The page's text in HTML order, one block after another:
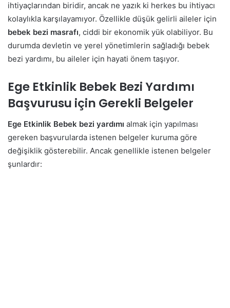
ihtiyaçlarından biridir, ancak ne yazık ki herkes bu ihtiyacı
kolaylıkla karşılayamıyor. Özellikle düşük gelirli aileler için
bebek bezi masrafı, ciddi bir ekonomik yük olabiliyor. Bu
durumda devletin ve yerel yönetimlerin sağladığı bebek
bezi yardımı, bu aileler için hayati önem taşıyor.
Ege Etkinlik Bebek Bezi Yardımı
Başvurusu için Gerekli Belgeler
Ege Etkinlik Bebek bezi yardımı almak için yapılması
gereken başvurularda istenen belgeler kuruma göre
değişiklik gösterebilir. Ancak genellikle istenen belgeler
şunlardır: